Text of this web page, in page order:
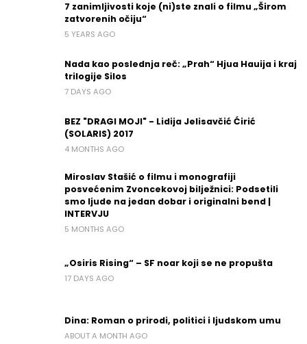
7 zanimljivosti koje (ni)ste znali o filmu „Širom
zatvorenih očiju“
5 YEARS AGO
Nada kao poslednja reč: „Prah“ Hjua Hauija i kraj
trilogije Silos
7 DAYS AGO
BEZ "DRAGI MOJI" - Lidija Jelisavčić Ćirić
(SOLARIS) 2017
4 MONTHS AGO
Miroslav Stašić o filmu i monografiji
posvećenim Zvoncekovoj bilježnici: Podsetili
smo ljude na jedan dobar i originalni bend |
INTERVJU
5 MONTHS AGO
„Osiris Rising“ – SF noar koji se ne propušta
17 DAYS AGO
Dina: Roman o prirodi, politici i ljudskom umu
ABOUT A MONTH AGO